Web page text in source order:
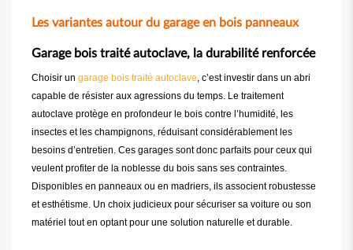
Les variantes autour du garage en bois panneaux
Garage bois traité autoclave, la durabilité renforcée
Choisir un garage bois traité autoclave, c’est investir dans un abri
capable de résister aux agressions du temps. Le traitement
autoclave protège en profondeur le bois contre l’humidité, les
insectes et les champignons, réduisant considérablement les
besoins d’entretien. Ces garages sont donc parfaits pour ceux qui
veulent profiter de la noblesse du bois sans ses contraintes.
Disponibles en panneaux ou en madriers, ils associent robustesse
et esthétisme. Un choix judicieux pour sécuriser sa voiture ou son
matériel tout en optant pour une solution naturelle et durable.